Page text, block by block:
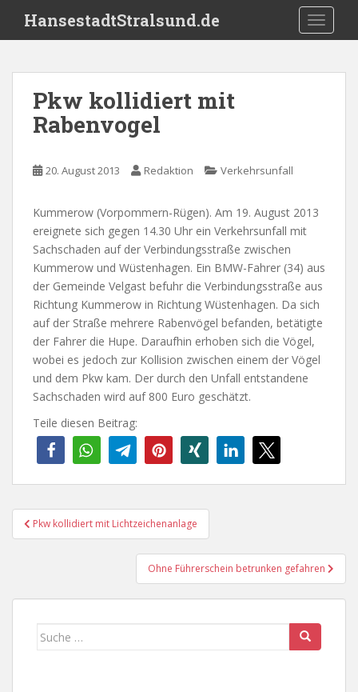
i
HansestadtStralsund.de
Pkw kollidiert mit
Rabenvogel
20. August 2013 Redaktion Verkehrsunfall
Kummerow (Vorpommern-Rügen). Am 19. August 2013
ereignete sich gegen 14.30 Uhr ein Verkehrsunfall mit
Sachschaden auf der Verbindungsstraße zwischen
Kummerow und Wüstenhagen. Ein BMW-Fahrer (34) aus
der Gemeinde Velgast befuhr die Verbindungsstraße aus
Richtung Kummerow in Richtung Wüstenhagen. Da sich
auf der Straße mehrere Rabenvögel befanden, betätigte
der Fahrer die Hupe. Daraufhin erhoben sich die Vögel,
wobei es jedoch zur Kollision zwischen einem der Vögel
und dem Pkw kam. Der durch den Unfall entstandene
Sachschaden wird auf 800 Euro geschätzt.
Teile diesen Beitrag:
Beitragsnavigation
Pkw kollidiert mit Lichtzeichenanlage
Ohne Führerschein betrunken gefahren
Suche